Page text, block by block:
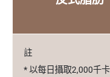
註
* 以每日攝取2,000千